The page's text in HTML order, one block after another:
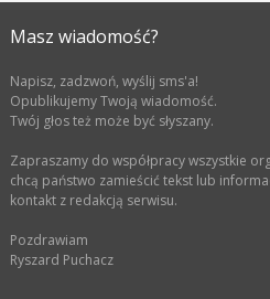
Masz wiadomość?
Napisz, zadzwoń, wyślij sms'a!
Opublikujemy Twoją wiadomość.
Twój głos też może być słyszany.
Zapraszamy do współpracy wszystkie
chcą państwo zamieścić tekst lub
kontakt z redakcją serwisu.
Pozdrawiam
Ryszard Puchacz